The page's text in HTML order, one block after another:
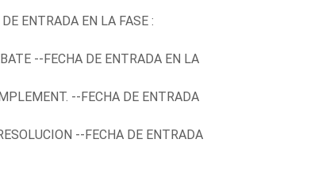
ENTRADA EN LA FASE :
--FECHA DE ENTRADA EN LA
--FECHA DE ENTRADA
--FECHA DE ENTRADA